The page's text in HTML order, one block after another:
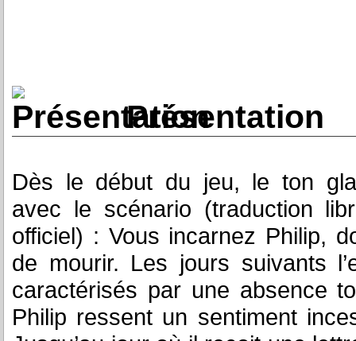
Présentation
Dès le début du jeu, le ton
avec le scénario (traduction
officiel) : Vous incarnez Philip,
de mourir. Les jours suivants
caractérisés par une absence
Philip ressent un sentiment